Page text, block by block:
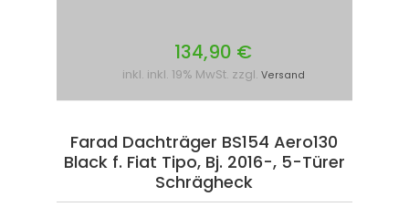
134,90 €
inkl. inkl. 19% MwSt. zzgl. Versand
Farad Dachträger BS154 Aero130
Black f. Fiat Tipo, Bj. 2016-, 5-Türer
Schrägheck